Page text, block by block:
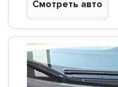
Смотреть авто